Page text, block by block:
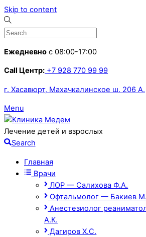
Skip to content
Ежедневно с 08:00-17:00
Call Центр: +7 928 770 99 99
г. Хасавюрт, Махачкалинское ш. 206 А.
Menu
Лечение детей и взрослых
Search
Главная
Врачи
ЛОР — Салихова Ф.А.
Офтальмолог — Бакиев
Анестезиолог
А.К.
Дагиров Х.С.